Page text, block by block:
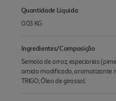
Quantidade Liquida
0.03 KG
Ingredientes/Composição
Semola de arroz, especiarias
amido modificado, aromatizante
TRIGO, Óleo de girassol.